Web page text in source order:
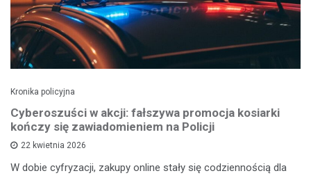
Kronika policyjna
Cyberoszuści w akcji: fałszywa promocja kosiarki
kończy się zawiadomieniem na Policji
22 kwietnia 2026
W dobie cyfryzacji, zakupy online stały się codziennością dla